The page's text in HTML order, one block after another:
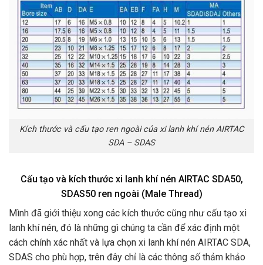
Kích thước và cấu tạo ren ngoài của xi lanh khí nén AIRTAC
SDA – SDAS
Cấu tạo và kích thước xi lanh khí nén AIRTAC SDA50,
SDAS50 ren ngoài (Male Thread)
Mình đã giới thiệu xong các kích thước cũng như cấu tạo xi
lanh khí nén, đó là những gì chúng ta cần để xác định một
cách chính xác nhất và lựa chọn xi lanh khí nén AIRTAC SDA,
SDAS cho phù hợp, trên đây chỉ là các thông số thảm khảo